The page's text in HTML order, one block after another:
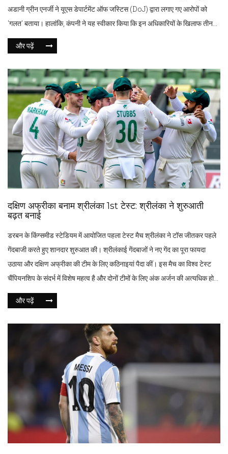
अडानी ग्रीन एनर्जी ने यूएस डेपार्टमेंट ऑफ जस्टिस (DoJ) द्वारा लगाए गए आरोपों को
'गलत' बताया। हालांकि, कंपनी ने यह स्वीकार किया कि इन अधिकारियों के खिलाफ तीन
अन्य आरोप हैं। उछाल ने शेयर बाजार को प्रोत्साहित किया, जिससे निवेशकों को बड़ा
फायदा हुआ।
और पढ़ें
दक्षिण अफ्रीका बनाम श्रीलंका 1st टेस्ट: श्रीलंका ने शुरुआती
बढ़त बनाई
डरबन के किंग्समीड स्टेडियम में आयोजित पहला टेस्ट मैच श्रीलंका ने टॉस जीतकर पहले
गेंदबाजी करते हुए शानदार शुरुआत की। श्रीलंकाई गेंदबाजों ने नए गेंद का पूरा फायदा
उठाया और दक्षिण अफ्रीका की टीम के लिए कठिनाइयां पैदा कीं। इस मैच का विश्व टेस्ट
चैंपियनशिप के संदर्भ में विशेष महत्व है और दोनों टीमों के लिए अंक अर्जन की अत्यधिक होड़
है।
और पढ़ें